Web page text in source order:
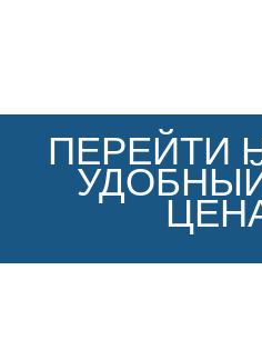
ПЕРЕЙТИ